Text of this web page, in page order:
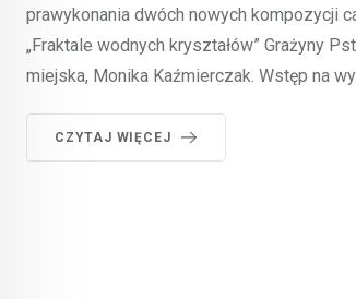
prawykonania dwóch nowych kompozycji
„Fraktale wodnych kryształów” Grażyny
miejska, Monika Kaźmierczak. Wstęp na
CZYTAJ WIĘCEJ